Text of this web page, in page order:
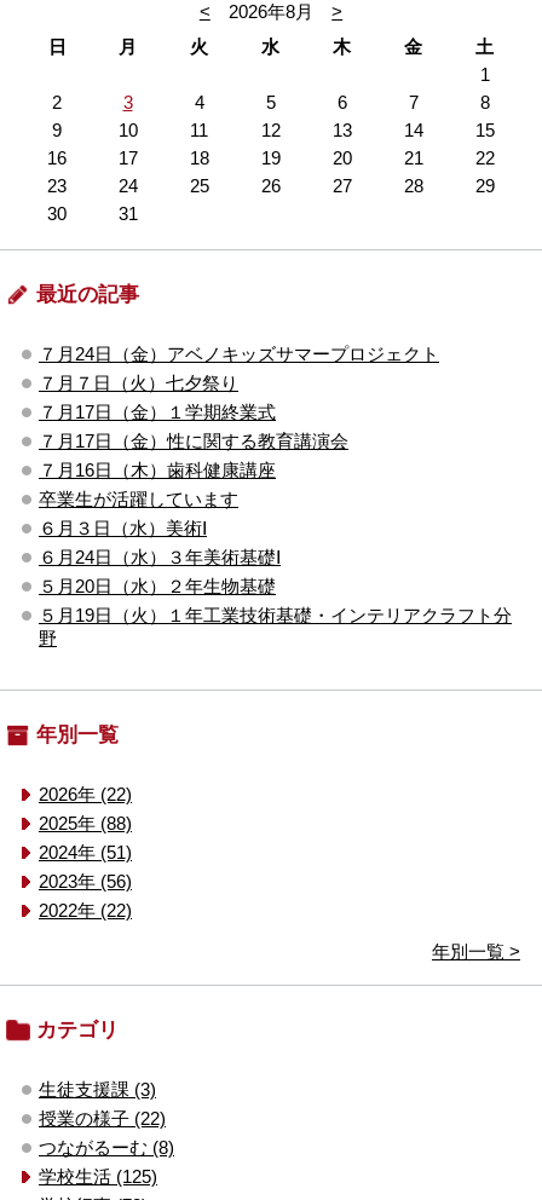
< 2026年8月
>
日
月 火 水 木 金
土
1
2
3 4 5 6 7
8
9
10 11 12 13 14
15
16
17 18 19 20 21
22
23
24 25 26 27 28
29
30
31
最近の記事
７月24日（金）アベノキッズサマープロジェクト
７月７日（火）七夕祭り
７月17日（金）１学期終業式
７月17日（金）性に関する教育講演会
７月16日（木）歯科健康講座
卒業生が活躍しています
６月３日（水）美術Ⅰ
６月24日（水）３年美術基礎Ⅰ
５月20日（水）２年生物基礎
５月19日（火）１年工業技術基礎・インテリアクラフト分
野
年別一覧
2026年 (22)
2025年 (88)
2024年 (51)
2023年 (56)
2022年 (22)
年別一覧 >
カテゴリ
生徒支援課 (3)
授業の様子 (22)
つながるーむ (8)
学校生活 (125)